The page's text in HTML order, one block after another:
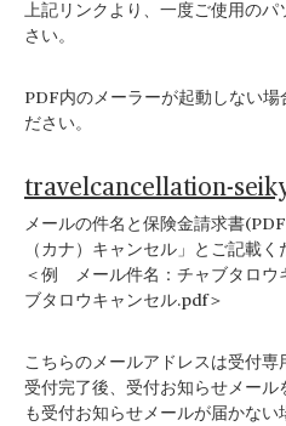
上記リンクより、一度ご使用の
さい。
PDF内のメーラーが起動しない場
ださい。
travelcancellation-
メールの件名と保険金請求書
（カナ）キャンセル」とご記載く
＜例 メール件名：チャブタロ
ブタロウキャンセル.pdf＞
こちらのメールアドレスは受付専
受付完了後、受付お知らせメール
も受付お知らせメールが届かな